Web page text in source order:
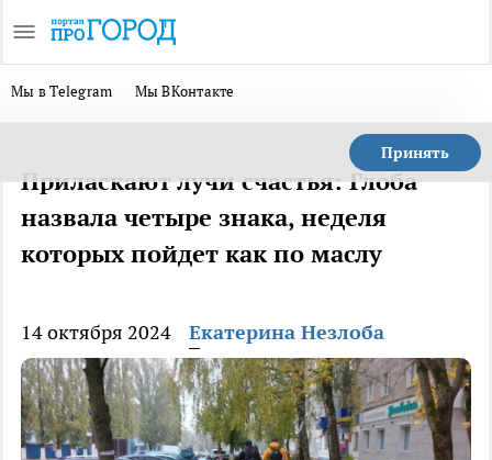
Мы в Telegram Мы ВКонтакте
Принять
Приласкают лучи счастья: Глоба
назвала четыре знака, неделя
которых пойдет как по маслу
14 октября 2024 Екатерина Незлоба